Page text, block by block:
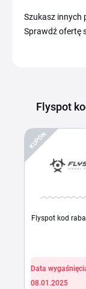
Szukasz innych
Sprawdź ofertę
Flyspot
KUPÓN
Flyspot kod
Data
08.01.2025